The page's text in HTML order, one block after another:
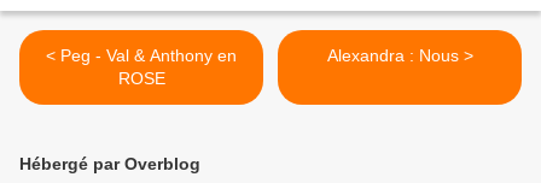
< Peg - Val & Anthony en
ROSE
Alexandra : Nous >
Hébergé par Overblog